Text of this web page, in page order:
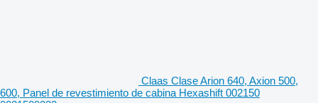
Claas Clase Arion 640, Axion 500,
600, Panel de revestimiento de cabina Hexashift 002150